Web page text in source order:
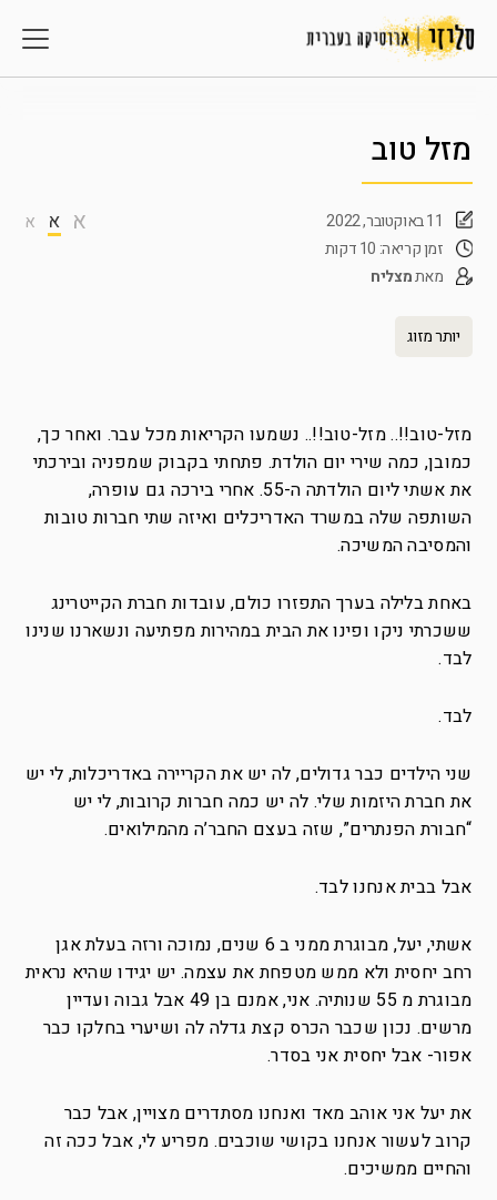
מזל טוב
א א א
11 באוקטובר, 2022
זמן קריאה: 10 דקות
מאתמצליח
יותר מזוג
מזל-טוב!!.. מזל-טוב!!.. נשמעו הקריאות מכל עבר. ואחר כך,
כמובן, כמה שירי יום הולדת. פתחתי בקבוק שמפניה ובירכתי
את אשתי ליום הולדתה ה-55. אחרי בירכה גם עופרה,
השותפה שלה במשרד האדריכלים ואיזה שתי חברות טובות
והמסיבה המשיכה.
באחת בלילה בערך התפזרו כולם, עובדות חברת הקייטרינג
ששכרתי ניקו ופינו את הבית במהירות מפתיעה ונשארנו שנינו
לבד.
לבד.
שני הילדים כבר גדולים, לה יש את הקריירה באדריכלות, לי יש
את חברת היזמות שלי. לה יש כמה חברות קרובות, לי יש
“חבורת הפנתרים”, שזה בעצם החבר’ה מהמילואים.
אבל בבית אנחנו לבד.
אשתי, יעל, מבוגרת ממני ב 6 שנים, נמוכה ורזה בעלת אגן
רחב יחסית ולא ממש מטפחת את עצמה. יש יגידו שהיא נראית
מבוגרת מ 55 שנותיה. אני, אמנם בן 49 אבל גבוה ועדיין
מרשים. נכון שכבר הכרס קצת גדלה לה ושיערי בחלקו כבר
אפור- אבל יחסית אני בסדר.
את יעל אני אוהב מאד ואנחנו מסתדרים מצויין, אבל כבר
קרוב לעשור אנחנו בקושי שוכבים. מפריע לי, אבל ככה זה
והחיים ממשיכים.